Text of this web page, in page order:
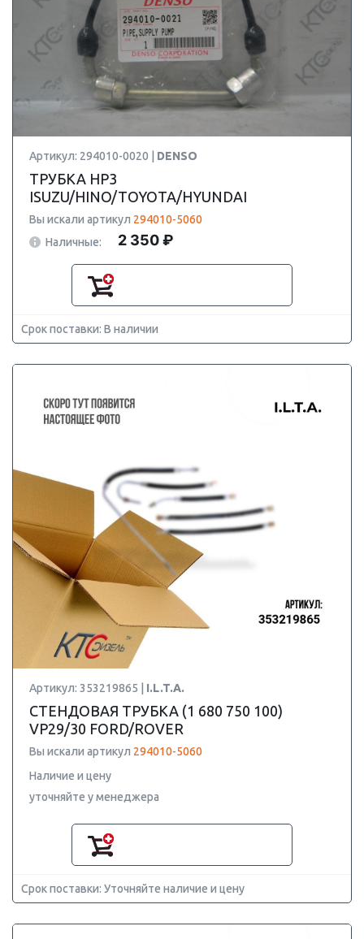
Артикул: 294010-0020 | DENSO
ТРУБКА HP3
ISUZU/HINO/TOYOTA/HYUNDAI
Вы искали артикул 294010-5060
Наличные:
2 350 ₽
Срок поставки: В наличии
Артикул: 353219865 | I.L.T.A.
СТЕНДОВАЯ ТРУБКА (1 680 750 100)
VP29/30 FORD/ROVER
Вы искали артикул 294010-5060
Наличие и цену
уточняйте у менеджера
Срок поставки: Уточняйте наличие и цену